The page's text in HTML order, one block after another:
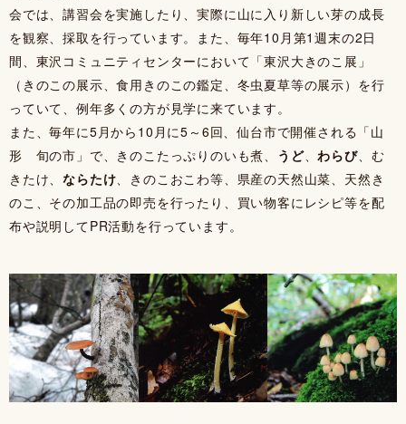
会では、講習会を実施したり、実際に山に入り新しい芽の成長
を観察、採取を行っています。また、毎年10月第1週末の2日
間、東沢コミュニティセンターにおいて「東沢大きのこ展」
（きのこの展示、食用きのこの鑑定、冬虫夏草等の展示）を行
っていて、例年多くの方が見学に来ています。
また、毎年に5月から10月に5～6回、仙台市で開催される「山
形 旬の市」で、きのこたっぷりのいも煮、 うど、 わらび、む
きたけ、ならたけ 、きのこおこわ等、県産の天然山菜、天然き
のこ、その加工品の即売を行ったり、買い物客にレシピ等を配
布や説明してPR活動を行っています。